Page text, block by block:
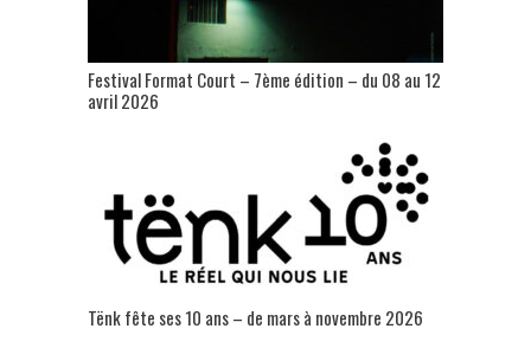
Festival Format Court – 7ème édition – du 08 au 12
avril 2026
Tënk fête ses 10 ans – de mars à novembre 2026